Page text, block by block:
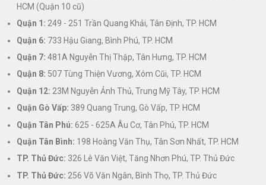
HCM (Quận 10 cũ)
Quận 1: 249 - 251 Trần Quang Khải, Tân Định, TP. HCM
Quận 6: 733 Hậu Giang, Bình Phú, TP. HCM
Quận 7: 481A Nguyễn Thị Thập, Tân Hưng, TP. HCM
Quận 8: 507 Tùng Thiện Vương, Xóm Cũi, TP. HCM
Quận 12: 23M Nguyễn Ảnh Thủ, Trung Mỹ Tây, TP. HCM
Quận Gò Vấp: 389 Quang Trung, Gò Vấp, TP. HCM
Quận Tân Phú: 625 - 625A Âu Cơ, Tân Phú, TP. HCM
Quận Tân Bình: 198 Hoàng Văn Thụ, Tân Sơn Nhất, TP. HCM
TP. Thủ Đức: 326 Lê Văn Việt, Tăng Nhơn Phú, TP. Thủ Đức
TP. Thủ Đức: 256 Võ Văn Ngân, Bình Thọ, TP. Thủ Đức